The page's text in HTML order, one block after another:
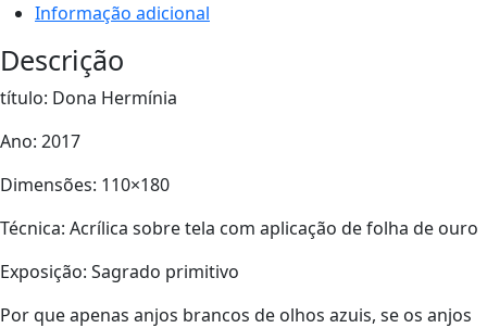
Informação adicional
Descrição
título: Dona Hermínia
Ano: 2017
Dimensões: 110×180
Técnica: Acrílica sobre tela com aplicação de folha de ouro
Exposição: Sagrado primitivo
Por que apenas anjos brancos de olhos azuis, se os anjos